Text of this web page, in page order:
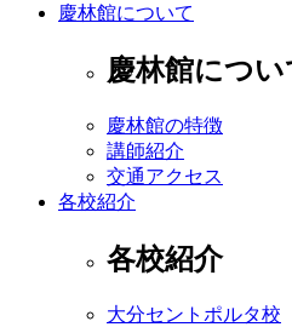
慶林館について
慶林館につい
慶林館の特徴
講師紹介
交通アクセス
各校紹介
各校紹介
大分セントポルタ校